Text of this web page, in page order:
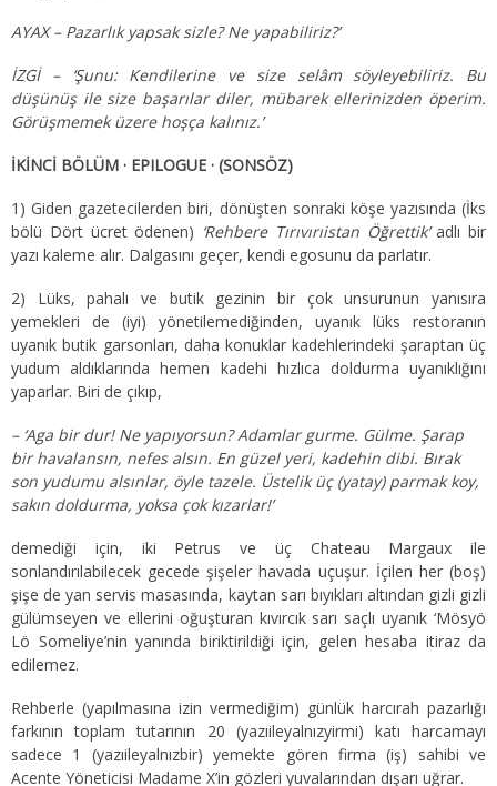
AYAX – Pazarlık yapsak sizle? Ne yapabiliriz?’
İZGİ – ‘Şunu: Kendilerine ve size selâm söyleyebiliriz. Bu
düşünüş ile size başarılar diler, mübarek ellerinizden öperim.
Görüşmemek üzere hoşça kalınız.’
İKİNCİ BÖLÜM · EPILOGUE · (SONSÖZ)
1) Giden gazetecilerden biri, dönüşten sonraki köşe yazısında (İks
bölü Dört ücret ödenen) ‘Rehbere Tırıvırıistan Öğrettik’adlı bir
yazı kaleme alır. Dalgasını geçer, kendi egosunu da parlatır.
2) Lüks, pahalı ve butik gezinin bir çok unsurunun yanısıra
yemekleri de (iyi) yönetilemediğinden, uyanık lüks restoranın
uyanık butik garsonları, daha konuklar kadehlerindeki şaraptan üç
yudum aldıklarında hemen kadehi hızlıca doldurma uyanıklığını
yaparlar. Biri de çıkıp,
– ‘Aga bir dur! Ne yapıyorsun? Adamlar gurme. Gülme. Şarap
bir havalansın, nefes alsın. En güzel yeri, kadehin dibi. Bırak
son yudumu alsınlar, öyle tazele. Üstelik üç (yatay) parmak koy,
sakın doldurma, yoksa çok kızarlar!’
demediği için, iki Petrus ve üç Chateau Margaux ile
sonlandırılabilecek gecede şişeler havada uçuşur. İçilen her (boş)
şişe de yan servis masasında, kaytan sarı bıyıkları altından gizli gizli
gülümseyen ve ellerini oğuşturan kıvırcık sarı saçlı uyanık ‘Mösyö
Lö Someliye’nin yanında biriktirildiği için, gelen hesaba itiraz da
edilemez.
Rehberle (yapılmasına izin vermediğim) günlük harcırah pazarlığı
farkının toplam tutarının 20 (yazıileyalnızyirmi) katı harcamayı
sadece 1 (yazıileyalnızbir) yemekte gören firma (iş) sahibi ve
Acente Yöneticisi Madame X’in gözleri yuvalarından dışarı uğrar.